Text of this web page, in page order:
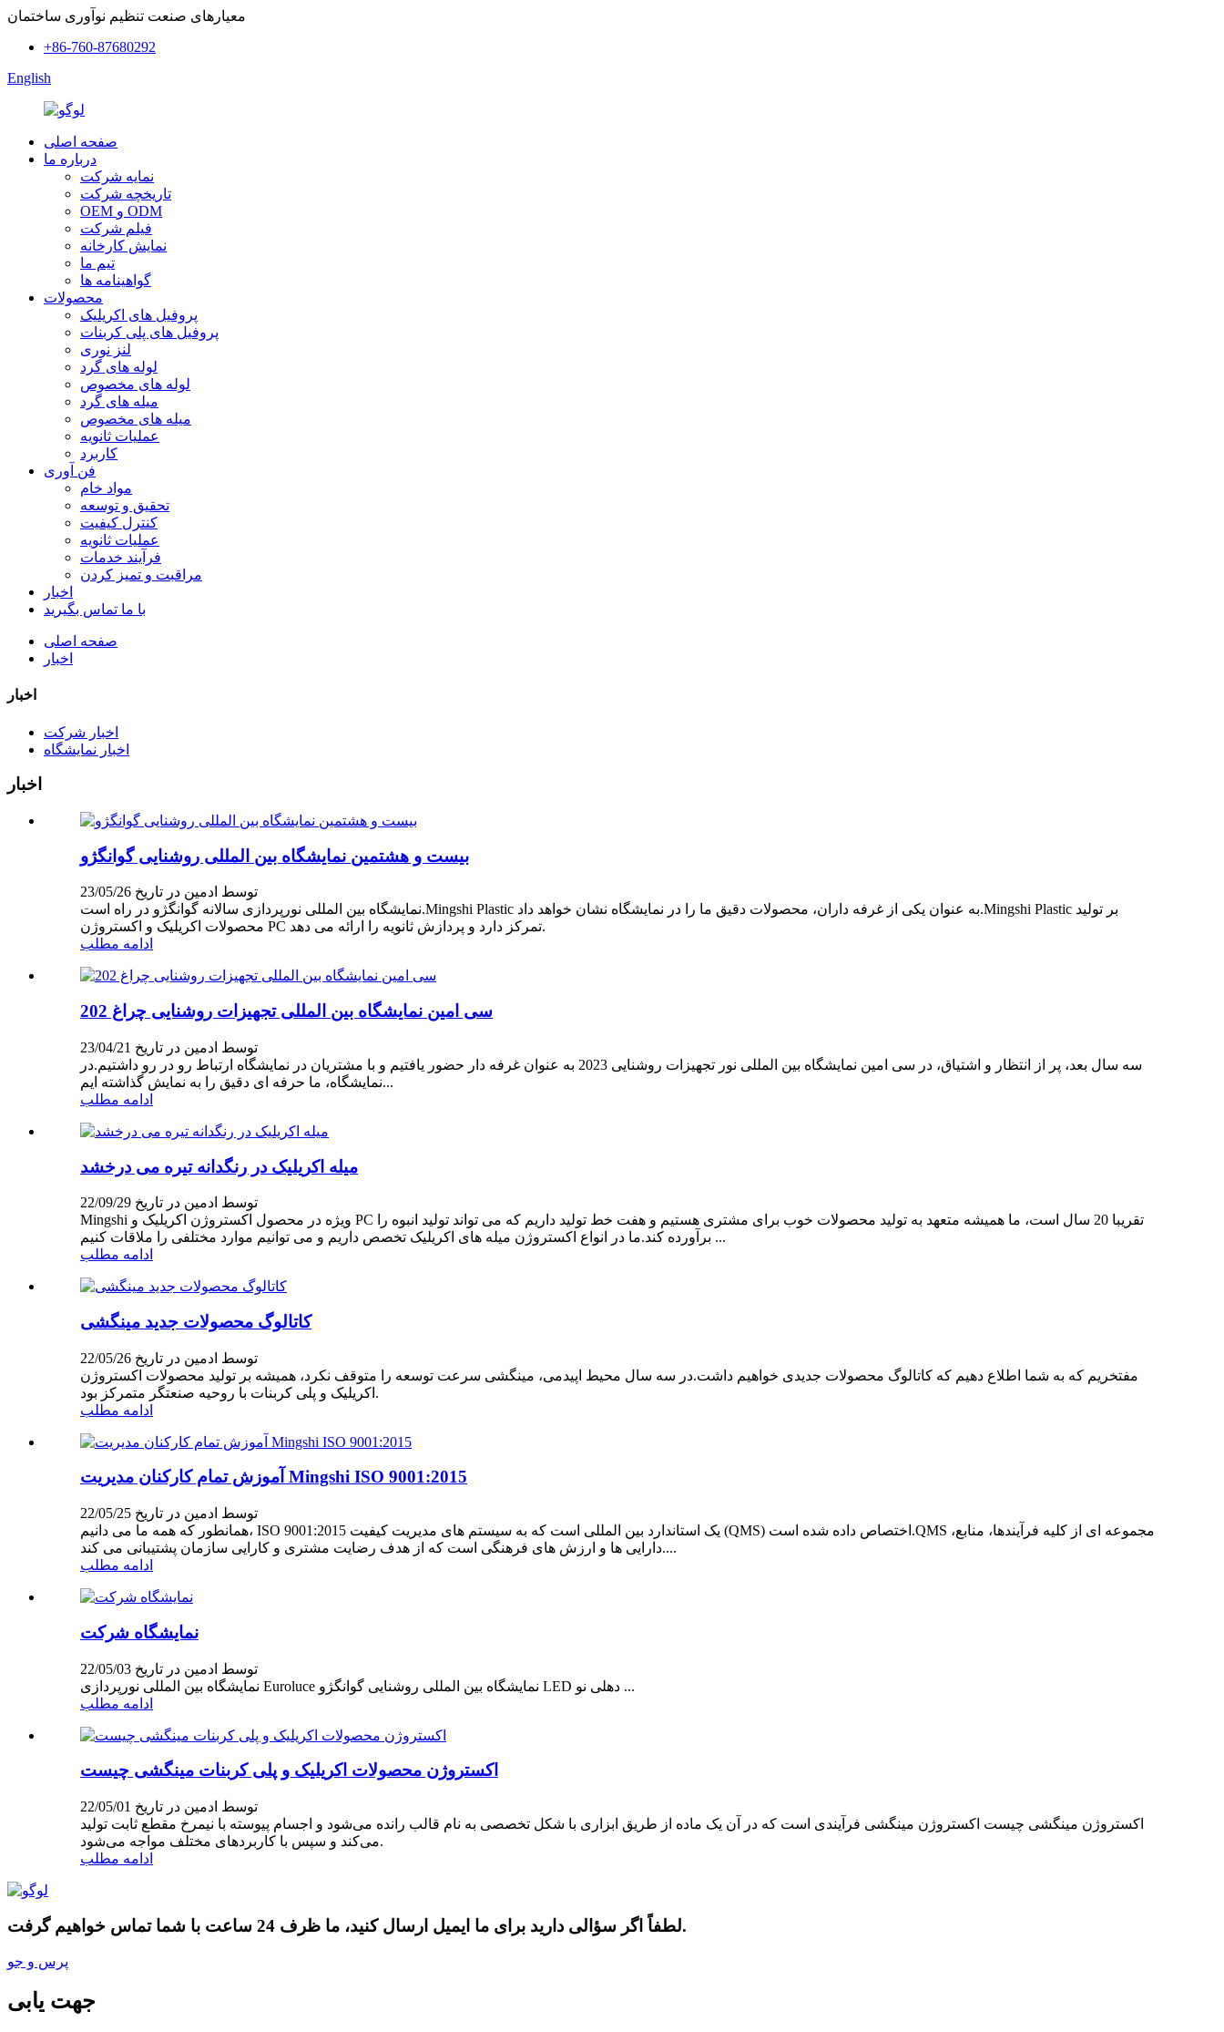
معیارهای صنعت تنظیم نوآوری ساختمان
+86-760-87680292
English
صفحه اصلی
درباره ما
نمایه شرکت
تاریخچه شرکت
OEM و ODM
فیلم شرکت
نمایش کارخانه
تیم ما
گواهینامه ها
محصولات
پروفیل های اکریلیک
پروفیل های پلی کربنات
لنز نوری
لوله های گرد
لوله های مخصوص
میله های گرد
میله های مخصوص
عملیات ثانویه
کاربرد
فن آوری
مواد خام
تحقیق و توسعه
کنترل کیفیت
عملیات ثانویه
فرآیند خدمات
مراقبت و تمیز کردن
اخبار
با ما تماس بگیرید
صفحه اصلی
اخبار
اخبار
اخبار شرکت
اخبار نمایشگاه
اخبار
بیست و هشتمین نمایشگاه بین المللی روشنایی گوانگژو
توسط ادمین در تاریخ 23/05/26
نمایشگاه بین المللی نورپردازی سالانه گوانگژو در راه است.Mingshi Plastic به عنوان یکی از غرفه داران، محصولات دقیق ما را در نمایشگاه نشان خواهد داد.Mingshi Plastic بر تولید
محصولات اکریلیک و اکستروژن PC تمرکز دارد و پردازش ثانویه را ارائه می دهد.
ادامه مطلب
سی امین نمایشگاه بین المللی تجهیزات روشنایی چراغ 202
توسط ادمین در تاریخ 23/04/21
سه سال بعد، پر از انتظار و اشتیاق، در سی امین نمایشگاه بین المللی نور تجهیزات روشنایی 2023 به عنوان غرفه دار حضور یافتیم و با مشتریان در نمایشگاه ارتباط رو در رو داشتیم.در
نمایشگاه، ما حرفه ای دقیق را به نمایش گذاشته ایم...
ادامه مطلب
میله اکریلیک در رنگدانه تیره می درخشد
توسط ادمین در تاریخ 22/09/29
Mingshi ویژه در محصول اکستروژن اکریلیک و PC تقریبا 20 سال است، ما همیشه متعهد به تولید محصولات خوب برای مشتری هستیم و هفت خط تولید داریم که می تواند تولید انبوه را
برآورده کند.ما در انواع اکستروژن میله های اکریلیک تخصص داریم و می توانیم موارد مختلفی را ملاقات کنیم ...
ادامه مطلب
کاتالوگ محصولات جدید مینگشی
توسط ادمین در تاریخ 22/05/26
مفتخریم که به شما اطلاع دهیم که کاتالوگ محصولات جدیدی خواهیم داشت.در سه سال محیط اپیدمی، مینگشی سرعت توسعه را متوقف نکرد، همیشه بر تولید محصولات اکستروژن
اکریلیک و پلی کربنات با روحیه صنعتگر متمرکز بود.
ادامه مطلب
آموزش تمام کارکنان مدیریت Mingshi ISO 9001:2015
توسط ادمین در تاریخ 22/05/25
همانطور که همه ما می دانیم، ISO 9001:2015 یک استاندارد بین المللی است که به سیستم های مدیریت کیفیت (QMS) اختصاص داده شده است.QMS مجموعه ای از کلیه فرآیندها، منابع،
دارایی ها و ارزش های فرهنگی است که از هدف رضایت مشتری و کارایی سازمان پشتیبانی می کند....
ادامه مطلب
نمایشگاه شرکت
توسط ادمین در تاریخ 22/05/03
نمایشگاه بین المللی نورپردازی Euroluce نمایشگاه بین المللی روشنایی گوانگژو LED دهلی نو ...
ادامه مطلب
اکستروژن محصولات اکریلیک و پلی کربنات مینگشی چیست
توسط ادمین در تاریخ 22/05/01
اکستروژن مینگشی چیست اکستروژن مینگشی فرآیندی است که در آن یک ماده از طریق ابزاری با شکل تخصصی به نام قالب رانده می‌شود و اجسام پیوسته با نیمرخ مقطع ثابت تولید
می‌کند و سپس با کاربردهای مختلف مواجه می‌شود.
ادامه مطلب
لطفاً اگر سؤالی دارید برای ما ایمیل ارسال کنید، ما ظرف 24 ساعت با شما تماس خواهیم گرفت.
پرس و جو
جهت یابی